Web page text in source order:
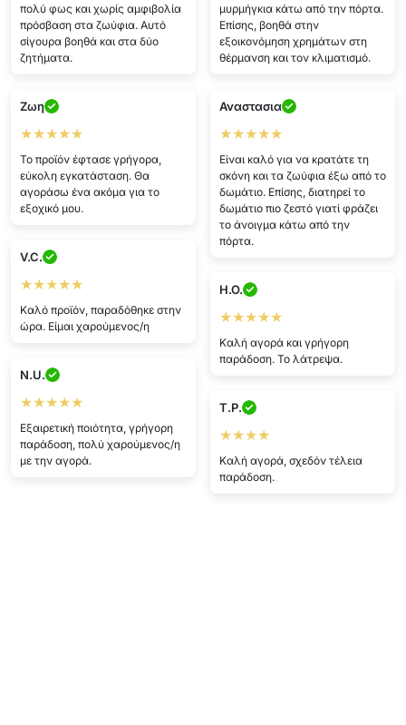
πολύ φως και χωρίς αμφιβολία
πρόσβαση στα ζωύφια. Αυτό
σίγουρα βοηθά και στα δύο
ζητήματα.
μυρμήγκια κάτω από την πόρτα.
Επίσης, βοηθά στην
εξοικονόμηση χρημάτων στη
θέρμανση και τον κλιματισμό.
Ζωη
★★★★★
Το προϊόν έφτασε γρήγορα,
εύκολη εγκατάσταση. Θα
αγοράσω ένα ακόμα για το
εξοχικό μου.
Αναστασια
★★★★★
Είναι καλό για να κρατάτε τη
σκόνη και τα ζωύφια έξω από το
δωμάτιο. Επίσης, διατηρεί το
δωμάτιο πιο ζεστό γιατί φράζει
το άνοιγμα κάτω από την
πόρτα.
V.C.
★★★★★
Καλό προϊόν, παραδόθηκε στην
ώρα. Είμαι χαρούμενος/η
H.O.
★★★★★
Καλή αγορά και γρήγορη
παράδοση. Το λάτρεψα.
N.U.
★★★★★
Εξαιρετική ποιότητα, γρήγορη
παράδοση, πολύ χαρούμενος/η
με την αγορά.
T.P.
★★★★
Καλή αγορά, σχεδόν τέλεια
παράδοση.